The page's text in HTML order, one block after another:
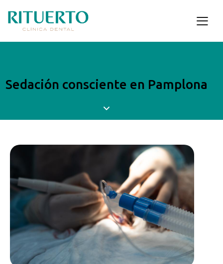
Sedación consciente en Pamplona